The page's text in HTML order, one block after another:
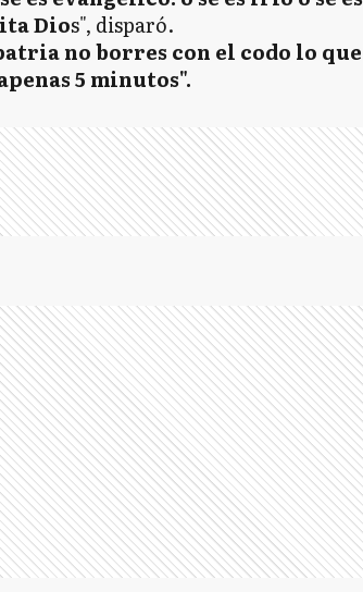
Dios", disparó.
no borres con el codo lo que
5 minutos".